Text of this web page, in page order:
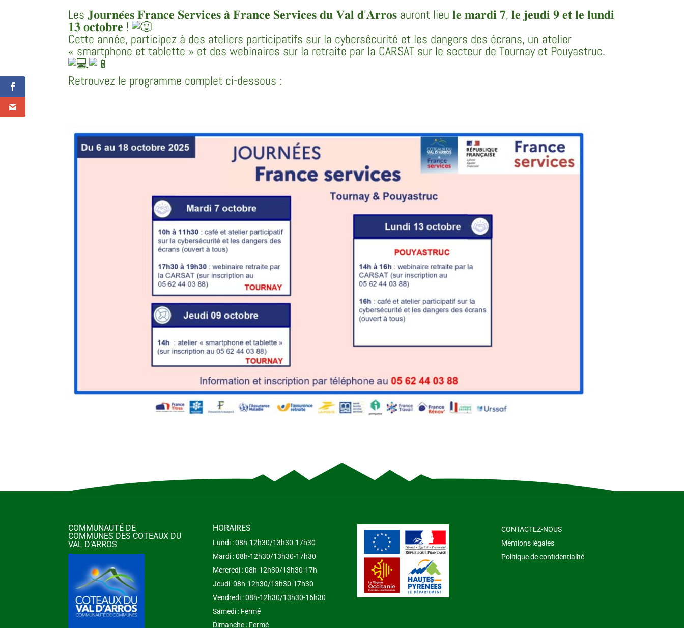
Les 𝐉𝐨𝐮𝐫𝐧𝐞́𝐞𝐬 𝐅𝐫𝐚𝐧𝐜𝐞 𝐒𝐞𝐫𝐯𝐢𝐜𝐞𝐬 𝐚̀ 𝐅𝐫𝐚𝐧𝐜𝐞 𝐒𝐞𝐫𝐯𝐢𝐜𝐞𝐬 𝐝𝐮 𝐕𝐚𝐥 𝐝’𝐀𝐫𝐫𝐨𝐬 auront lieu 𝐥𝐞 𝐦𝐚𝐫𝐝𝐢 𝟕, 𝐥𝐞 𝐣𝐞𝐮𝐝𝐢 𝟗 𝐞𝐭 𝐥𝐞 𝐥𝐮𝐧𝐝𝐢
𝟏𝟑 𝐨𝐜𝐭𝐨𝐛𝐫𝐞 !
Cette année, participez à des ateliers participatifs sur la cybersécurité et les dangers des écrans, un atelier
« smartphone et tablette » et des webinaires sur la retraite par la CARSAT sur le secteur de Tournay et Pouyastruc.
Retrouvez le programme complet ci-dessous :
COMMUNAUTÉ DE
COMMUNES DES COTEAUX DU
VAL D’ARROS
HORAIRES
Lundi : 08h-12h30/13h30-17h30
Mardi : 08h-12h30/13h30-17h30
Mercredi : 08h-12h30/13h30-17h
Jeudi: 08h-12h30/13h30-17h30
Vendredi : 08h-12h30/13h30-16h30
Samedi : Fermé
Dimanche : Fermé
CONTACTEZ-NOUS
Mentions légales
Politique de confidentialité